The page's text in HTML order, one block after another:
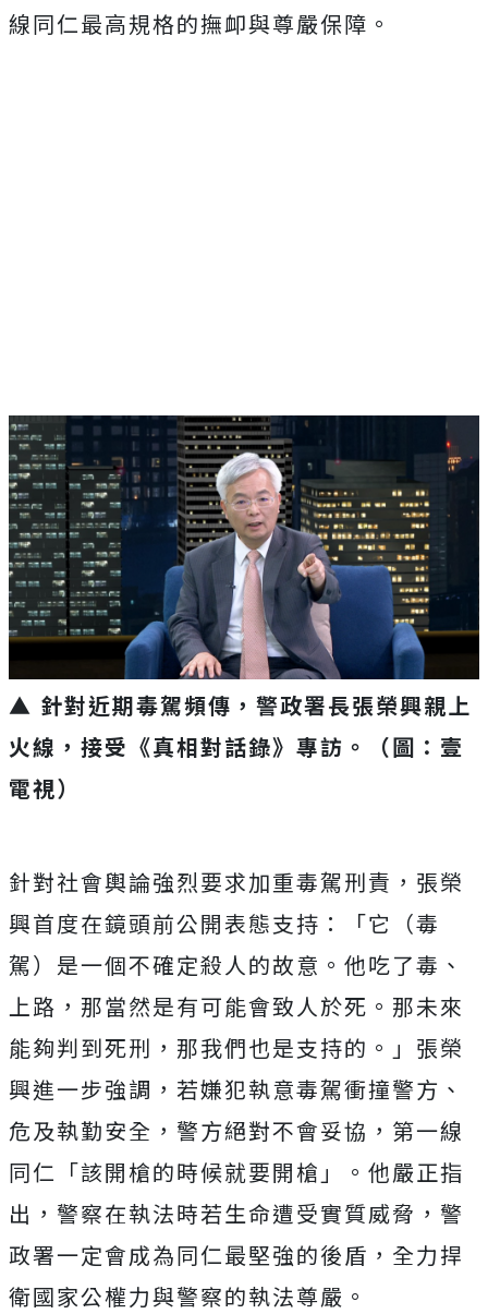
線同仁最高規格的撫卹與尊嚴保障。
▲ 針對近期毒駕頻傳，警政署長張榮興親上
火線，接受《真相對話錄》專訪。（圖：壹
電視）
針對社會輿論強烈要求加重毒駕刑責， 張榮
興首度在鏡頭前公開表態支持：「它（毒
駕） 是一個不確定殺人的故意。他吃了毒、
上路， 那當然是有可能會致人於死。那未來
能夠判到死刑， 那我們也是支持的。」張榮
興進一步強調， 若嫌犯執意毒駕衝撞警方、
危及執勤安全，警方絕對不會妥協， 第一線
同仁「該開槍的時候就要開槍」。他嚴正指
出， 警察在執法時若生命遭受實質威脅， 警
政署一定會成為同仁最堅強的後盾， 全力捍
衛國家公權力與警察的執法尊嚴。